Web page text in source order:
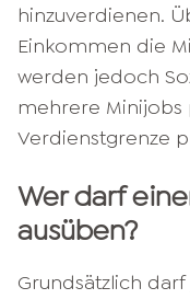
hinzuverdienen.
Einkommen die
werden jedoch
mehrere Minijobs
Verdienstgrenze
Wer darf
ausüben?
Grundsätzlich